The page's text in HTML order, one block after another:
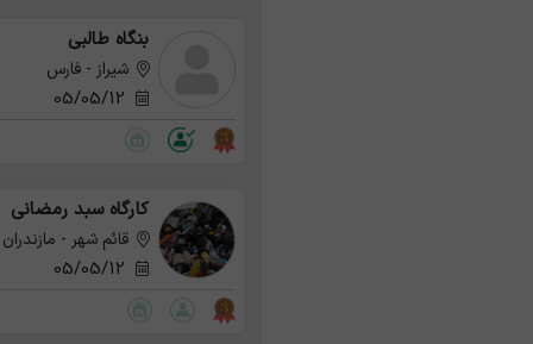
بنگاه طالبی
شیراز - فارس
کارگاه سبد رمضانی
قائم شهر - مازندران